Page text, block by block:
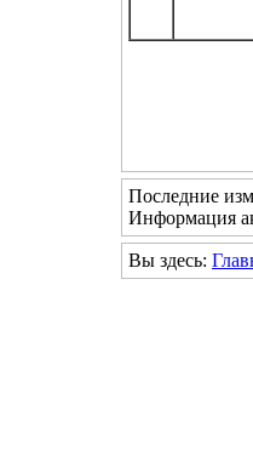
Последние
Информация
Вы здесь: